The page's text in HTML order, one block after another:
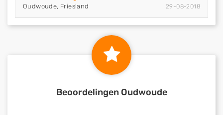
Oudwoude, Friesland 29-08-2018
Beoordelingen Oudwoude